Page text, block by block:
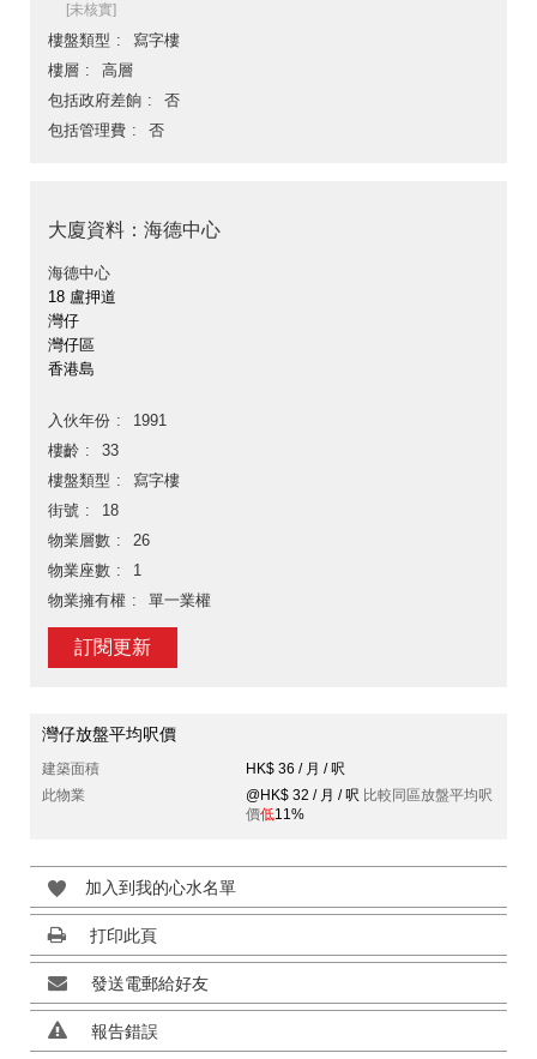
[未核實]
樓盤類型
寫字樓
樓層
高層
包括政府差餉
否
包括管理費
否
大廈資料：海德中心
海德中心
18 盧押道
灣仔
灣仔區
香港島
入伙年份
1991
樓齡
33
樓盤類型
寫字樓
街號
18
物業層數
26
物業座數
1
物業擁有權
單一業權
訂閱更新
灣仔放盤平均呎價
建築面積
HK$ 36 / 月 / 呎
此物業
@HK$ 32 / 月 / 呎 比較同區放盤平均呎
價低11%
加入到我的心水名單
打印此頁
發送電郵給好友
報告錯誤